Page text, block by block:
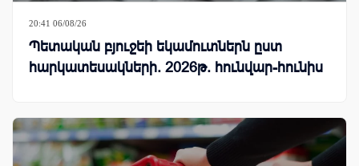
20:41 06/08/26
Պետական բյուջեի եկամուտներն ըստ
հարկատեսակների. 2026թ. հունվար-հունիս